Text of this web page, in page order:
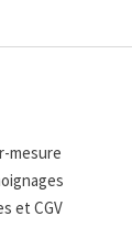
mesure
et CGV